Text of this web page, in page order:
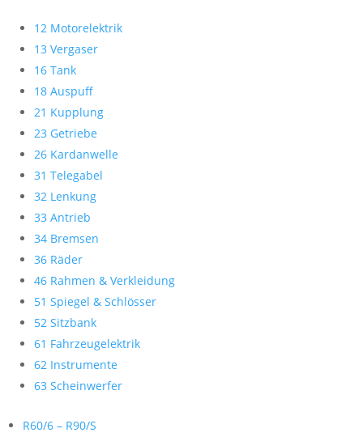
12 Motorelektrik
13 Vergaser
16 Tank
18 Auspuff
21 Kupplung
23 Getriebe
26 Kardanwelle
31 Telegabel
32 Lenkung
33 Antrieb
34 Bremsen
36 Räder
46 Rahmen & Verkleidung
51 Spiegel & Schlösser
52 Sitzbank
61 Fahrzeugelektrik
62 Instrumente
63 Scheinwerfer
R60/6 – R90/S